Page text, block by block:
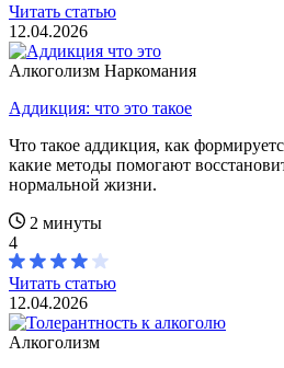
Читать статью
12.04.2026
Алкоголизм Наркомания
Аддикция: что это такое
Что такое аддикция, как
какие методы помогают
нормальной жизни.
2 минуты
4
Читать статью
12.04.2026
Алкоголизм